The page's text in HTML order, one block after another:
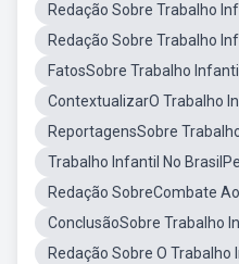
Redação Sobre Trabalho
Redação Sobre Trabalho
FatosSobre Trabalho
ContextualizarO Trabalho
ReportagensSobre
Trabalho Infantil No
Redação SobreCombate
ConclusãoSobre Trabalho
Redação Sobre O Trabalho